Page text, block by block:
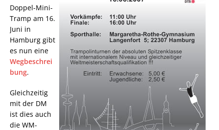
Doppel-Mini-
Tramp am 16.
Juni in
Hamburg gibt
es nun eine
Wegbeschrei
bung.
Gleichzeitig
mit der DM
ist dies auch
die WM-